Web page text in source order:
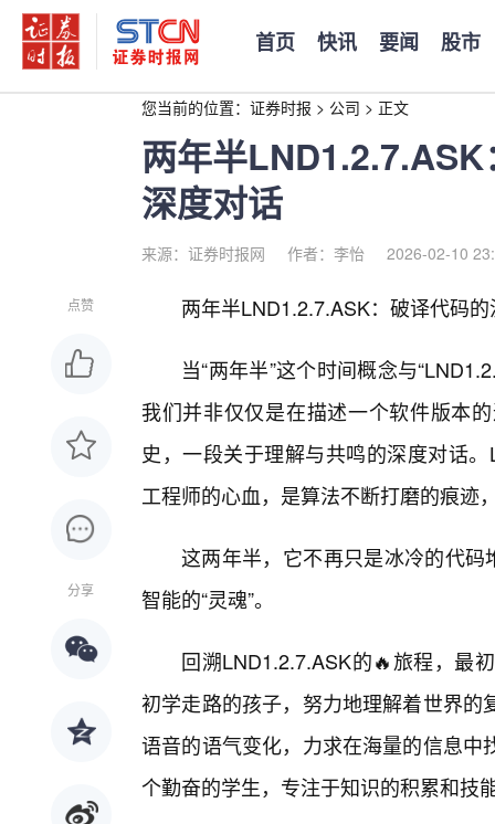
首页 快讯 要闻 股市
您当前的位置： 证券时报 > 公司 > 正文
两年半
深度对话
来源：证券时报网 作者：李怡 2026-02-10
点赞
分享
两年半LND1.2.7.ASK：破译代码
当“两年半”这个时间概念与
我们并非仅仅是在描述一个软件版本
史，一段关于理解与共鸣的深度对话
工程师的心血，是算法不断打磨的痕迹
这两年半，它不再只是冰冷的代码
智能的“灵魂”。
回溯LND1.2.7.ASK的🔥旅程，最
初学走路的孩子，努力地理解着世界
语音的语气变化，力求在海量的信息
个勤奋的学生，专注于知识的积累和技